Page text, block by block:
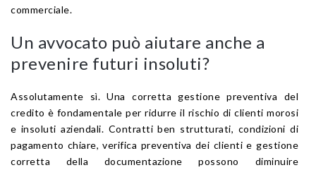
commerciale.
Un avvocato può aiutare anche a
prevenire futuri insoluti?
Assolutamente sì. Una corretta gestione preventiva del
credito è fondamentale per ridurre il rischio di clienti morosi
e insoluti aziendali. Contratti ben strutturati, condizioni di
pagamento chiare, verifica preventiva dei clienti e gestione
corretta della documentazione possono diminuire